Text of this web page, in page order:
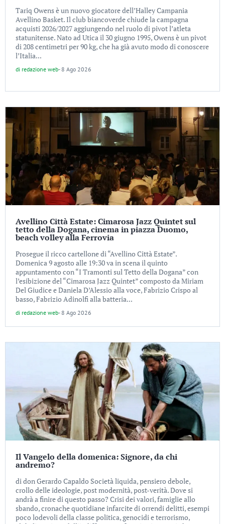
Tariq Owens è un nuovo giocatore dell’Halley Campania
Avellino Basket. Il club biancoverde chiude la campagna
acquisti 2026/2027 aggiungendo nel ruolo di pivot l’atleta
statunitense. Nato ad Utica il 30 giugno 1995, Owens è un pivot
di 208 centimetri per 90 kg, che ha già avuto modo di conoscere
l’Italia...
di redazione web- 8 Ago 2026
Avellino Città Estate: Cimarosa Jazz Quintet sul
tetto della Dogana, cinema in piazza Duomo,
beach volley alla Ferrovia
Prosegue il ricco cartellone di “Avellino Città Estate”.
Domenica 9 agosto alle 19:30 va in scena il quinto
appuntamento con “I Tramonti sul Tetto della Dogana” con
l’esibizione del “Cimarosa Jazz Quintet” composto da Miriam
Del Giudice e Daniela D’Alessio alla voce, Fabrizio Crispo al
basso, Fabrizio Adinolfi alla batteria...
di redazione web- 8 Ago 2026
Il Vangelo della domenica: Signore, da chi
andremo?
di don Gerardo Capaldo Società liquida, pensiero debole,
crollo delle ideologie, post modernità, post-verità. Dove si
andrà a finire di questo passo? Crisi dei valori, famiglie allo
sbando, cronache quotidiane infarcite di orrendi delitti, esempi
poco lodevoli della classe politica, genocidi e terrorismo,